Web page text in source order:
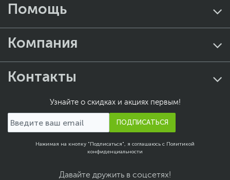
Помощь
Компания
Контакты
Узнайте о скидках и акциях первым!
ПОДПИСАТЬСЯ
Нажимая на кнопку "Подписаться", я соглашаюсь с Политикой
конфиденциальности
Давайте дружить в соцсетях!